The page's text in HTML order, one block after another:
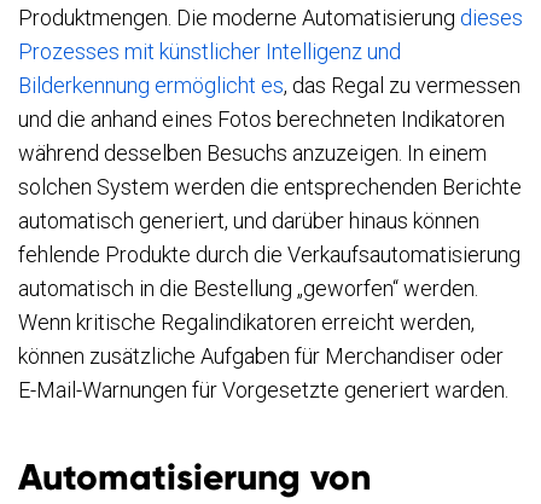
Produktmengen. Die moderne Automatisierung dieses
Prozesses mit künstlicher Intelligenz und
Bilderkennung ermöglicht es, das Regal zu vermessen
und die anhand eines Fotos berechneten Indikatoren
während desselben Besuchs anzuzeigen. In einem
solchen System werden die entsprechenden Berichte
automatisch generiert, und darüber hinaus können
fehlende Produkte durch die Verkaufsautomatisierung
automatisch in die Bestellung „geworfen“ werden.
Wenn kritische Regalindikatoren erreicht werden,
können zusätzliche Aufgaben für Merchandiser oder
E-Mail-Warnungen für Vorgesetzte generiert warden.
Automatisierung von